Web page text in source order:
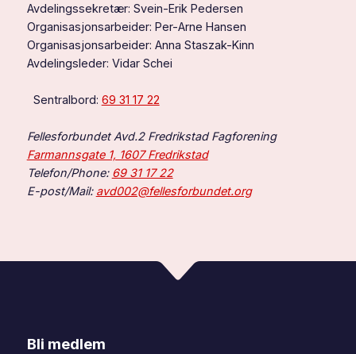
Avdelingssekretær: Svein-Erik Pedersen
Organisasjonsarbeider: Per-Arne Hansen
Organisasjonsarbeider: Anna Staszak-Kinn
Avdelingsleder: Vidar Schei
Sentralbord: 69 31 17 22
Fellesforbundet Avd.2 Fredrikstad Fagforening
Farmannsgate 1, 1607 Fredrikstad
Telefon/Phone: 69 31 17 22
E-post/Mail: avd002@fellesforbundet.org
Bli medlem